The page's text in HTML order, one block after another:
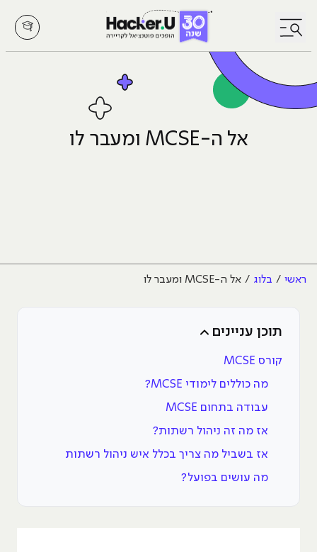
לחץ לפתיחת/סגירת תפריט
אל ה-MCSE ומעבר לו
ראשי בלוג אל ה-MCSE ומעבר לו
תוכן עניינים
קורס MCSE
מה כוללים לימודי MCSE?
עבודה בתחום MCSE
אז מה זה ניהול רשתות?
אז בשביל מה צריך בכלל איש ניהול רשתות
מה עושים בפועל?